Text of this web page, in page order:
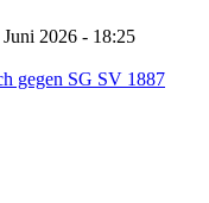
Juni 2026 - 18:25
gegen SG SV 1887